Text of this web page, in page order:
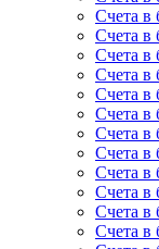
Счета в
Счета в
Счета в
Счета в
Счета в
Счета в
Счета в
Счета в
Счета в
Счета в
Счета в
Счета в